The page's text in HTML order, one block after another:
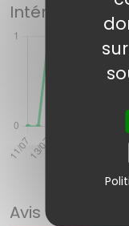
Intérêts pour
Avis des